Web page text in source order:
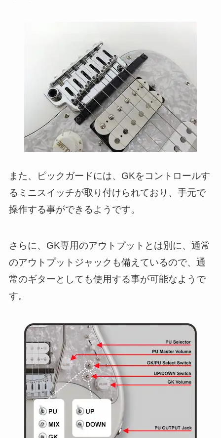
また、ピックガードには、GKをコントロールす
るミニスイッチが取り付けられており、手元で
操作する事ができるようです。
さらに、GK専用のアウトプットとは別に、通常
のアウトプットジャックも備えているので、通
常のギターとしても使用する事が可能なようで
す。